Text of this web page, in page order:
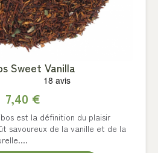
Sweet Vanilla
7,40 €
est la définition du plaisir
savoureux de la vanille et de la